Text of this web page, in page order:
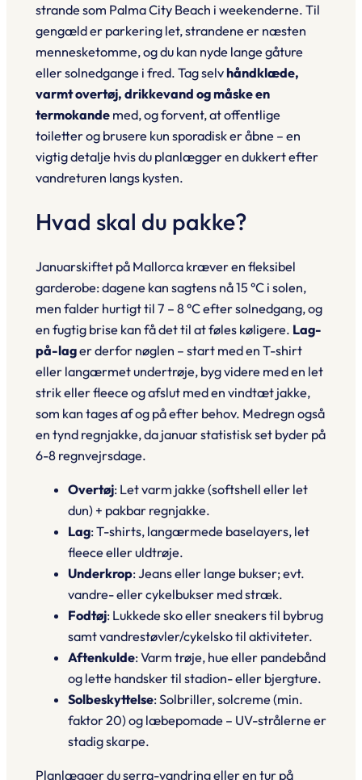
strande som Palma City Beach i weekenderne. Til
gengæld er parkering let, strandene er næsten
mennesketomme, og du kan nyde lange gåture
eller solnedgange i fred. Tag selvhåndklæde,
varmt overtøj, drikkevand og måske en
termokande med, og forvent, at offentlige
toiletter og brusere kun sporadisk er åbne – en
vigtig detalje hvis du planlægger en dukkert efter
vandreturen langs kysten.
Hvad skal du pakke?
Januarskiftet på Mallorca kræver en fleksibel
garderobe: dagene kan sagtens nå 15 °C i solen,
men falder hurtigt til 7 – 8 °C efter solnedgang, og
en fugtig brise kan få det til at føles køligere. Lag-
på-lager derfor nøglen – start med en T-shirt
eller langærmet undertrøje, byg videre med en let
strik eller fleece og afslut med en vindtæt jakke,
som kan tages af og på efter behov. Medregn også
en tynd regnjakke, da januar statistisk set byder på
6-8 regnvejrsdage.
Overtøj: Let varm jakke (softshell eller let
dun) + pakbar regnjakke.
Lag: T-shirts, langærmede baselayers, let
fleece eller uldtrøje.
Underkrop: Jeans eller lange bukser; evt.
vandre- eller cykelbukser med stræk.
Fodtøj: Lukkede sko eller sneakers til bybrug
samt vandrestøvler/cykelsko til aktiviteter.
Aftenkulde: Varm trøje, hue eller pandebånd
og lette handsker til stadion- eller bjergture.
Solbeskyttelse: Solbriller, solcreme (min.
faktor 20) og læbepomade – UV-strålerne er
stadig skarpe.
Planlægger duserra-vandringeller en tur på